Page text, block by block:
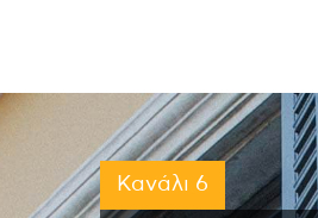
Κανάλι 6